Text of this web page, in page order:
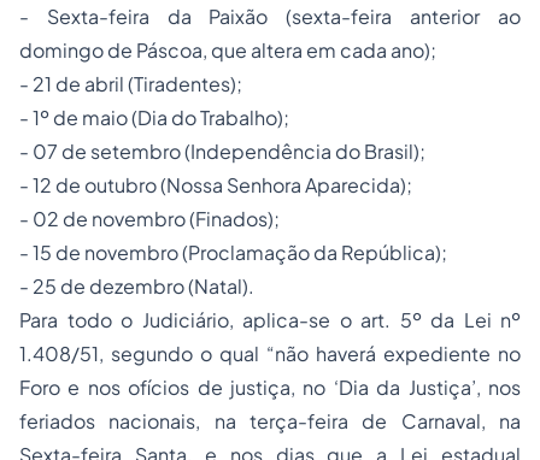
- Sexta-feira da Paixão (sexta-feira anterior ao
domingo de Páscoa, que altera em cada ano);
- 21 de abril (Tiradentes);
- 1º de maio (Dia do Trabalho);
- 07 de setembro (Independência do Brasil);
- 12 de outubro (Nossa Senhora Aparecida);
- 02 de novembro (Finados);
- 15 de novembro (Proclamação da República);
- 25 de dezembro (Natal).
Para todo o Judiciário, aplica-se o art. 5º da Lei nº
1.408/51, segundo o qual “não haverá expediente no
Foro e nos ofícios de justiça, no ‘Dia da Justiça’, nos
feriados nacionais, na terça-feira de Carnaval, na
Sexta-feira Santa, e nos dias que a Lei estadual